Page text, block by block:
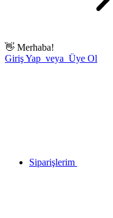
👋 Merhaba!
Giriş Yap veya Üye Ol
Siparişlerim